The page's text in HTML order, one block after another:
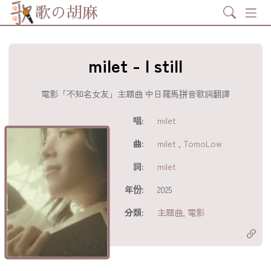
歌の胡麻 Search
milet - I still
電影「不知名女友」主題曲 中日羅馬拼音歌詞翻譯
唱:
milet
曲:
milet ,TomoLow
詞:
milet
年份:
2025
分類:
主題曲 電影
分享至
享至 X
分享至
製鏈結